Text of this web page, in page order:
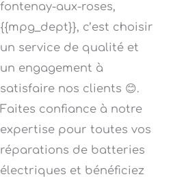
fontenay-aux-roses,
{{mpg_dept}}, c’est choisir
un service de qualité et
un engagement à
satisfaire nos clients 😊.
Faites confiance à notre
expertise pour toutes vos
réparations de batteries
électriques et bénéficiez